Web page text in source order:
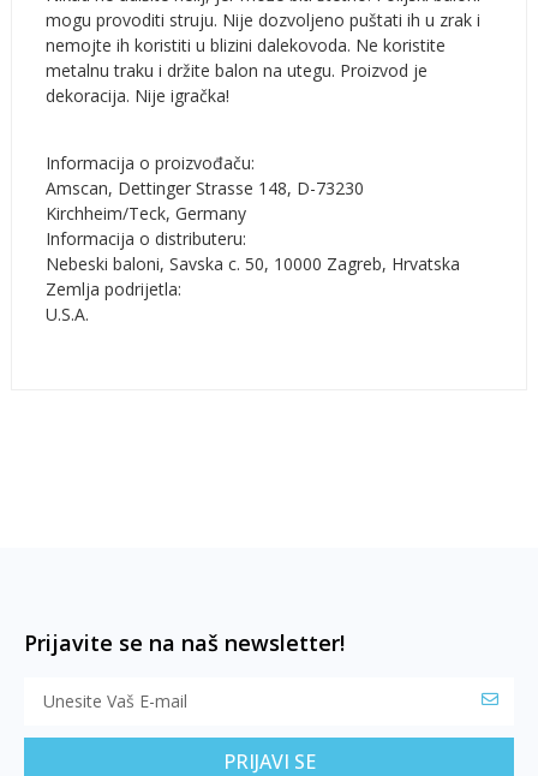
mogu provoditi struju. Nije dozvoljeno puštati ih u zrak i
nemojte ih koristiti u blizini dalekovoda. Ne koristite
metalnu traku i držite balon na utegu. Proizvod je
dekoracija. Nije igračka!
Informacija o proizvođaču:
Amscan, Dettinger Strasse 148, D-73230
Kirchheim/Teck, Germany
Informacija o distributeru:
Nebeski baloni, Savska c. 50, 10000 Zagreb, Hrvatska
Zemlja podrijetla:
U.S.A.
Prijavite se na naš newsletter!
PRIJAVI SE